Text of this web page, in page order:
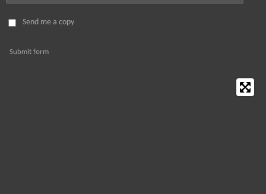
Send me a copy
Submit form